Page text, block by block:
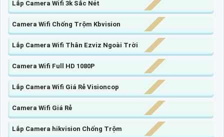
Lắp Camera Wifi 3k Sắc Nét
Camera Wifi Chống Trộm Kbvision
Lắp Camera Wifi Thân Ezviz Ngoài Trời
Camera Wifi Full HD 1080P
Lắp Camera Wifi Giá Rẻ Visioncop
Camera Wifi Giá Rẻ
Lắp Camera hikvision Chống Trộm